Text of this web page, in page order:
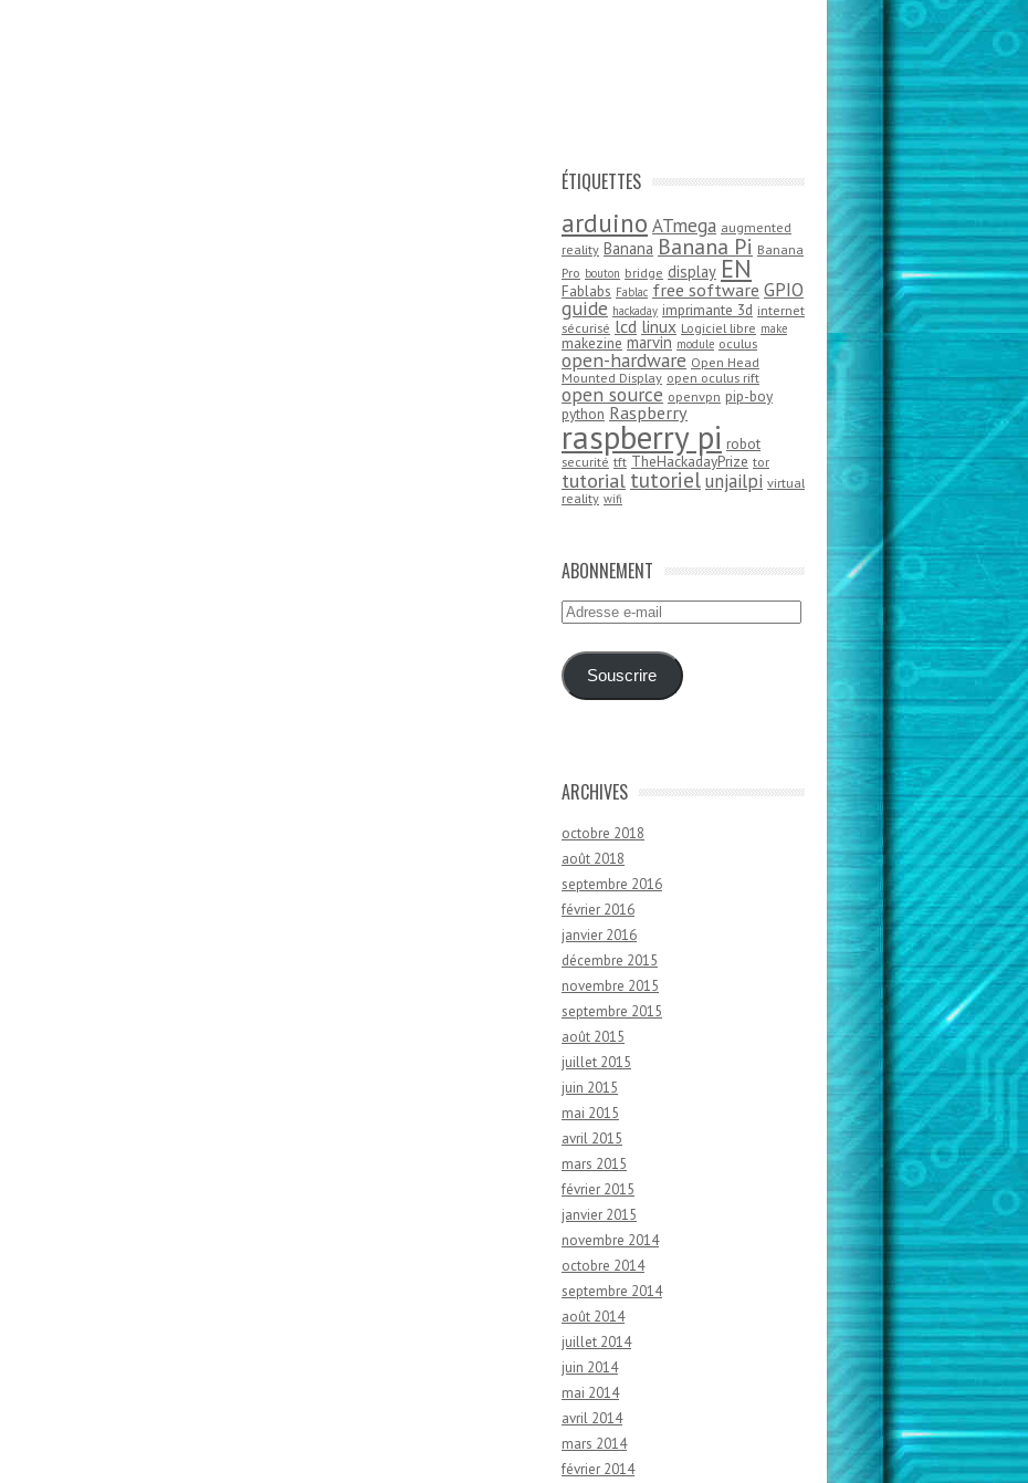
ÉTIQUETTES
arduino ATmega augmented
reality Banana Banana Pi Banana
Pro bouton bridge display EN
Fablabs Fablac free software GPIO
guide hackaday imprimante 3d internet
sécurisé lcd linux Logiciel libre make
makezine marvin module oculus
open-hardware Open Head
Mounted Display open oculus rift
open source openvpn pip-boy
python Raspberry
raspberry pi robot
securité tft TheHackadayPrize tor
tutorial tutorielunjailpi virtual
reality wifi
ABONNEMENT
Adresse
mail
Souscrire
ARCHIVES
octobre 2018
août 2018
septembre 2016
février 2016
janvier 2016
décembre 2015
novembre 2015
septembre 2015
août 2015
juillet 2015
juin 2015
mai 2015
avril 2015
mars 2015
février 2015
janvier 2015
novembre 2014
octobre 2014
septembre 2014
août 2014
juillet 2014
juin 2014
mai 2014
avril 2014
mars 2014
février 2014